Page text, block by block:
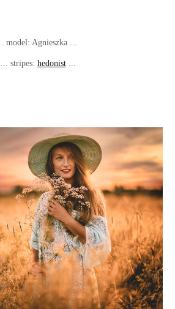
... model: Agnieszka ...
... stripes: hedonist...